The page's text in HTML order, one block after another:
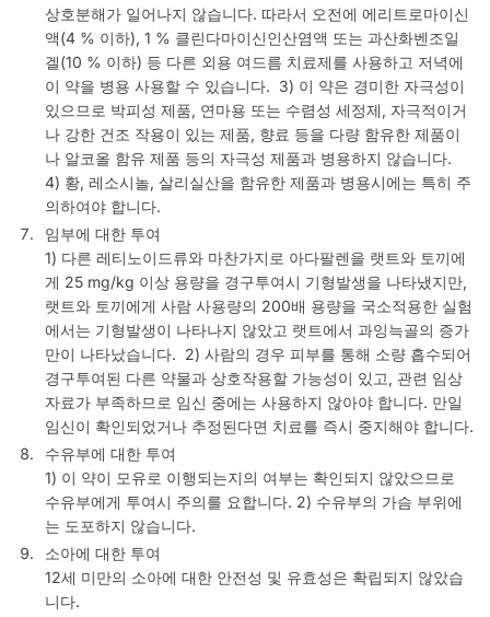
상호분해가 일어나지 않습니다. 따라서 오전에 에리트로마이신
액(4 % 이하), 1 % 클린다마이신인산염액 또는 과산화벤조일
겔(10 % 이하) 등 다른 외용 여드름 치료제를 사용하고 저녁에
이 약을 병용 사용할 수 있습니다. 3) 이 약은 경미한 자극성이
있으므로 박피성 제품, 연마용 또는 수렴성 세정제, 자극적이거
나 강한 건조 작용이 있는 제품, 향료 등을 다량 함유한 제품이
나 알코올 함유 제품 등의 자극성 제품과 병용하지 않습니다.
4) 황, 레소시놀, 살리실산을 함유한 제품과 병용시에는 특히 주
의하여야 합니다.
임부에 대한 투여
1) 다른 레티노이드류와 마찬가지로 아다팔렌을 랫트와 토끼에
게 25 mg/kg 이상 용량을 경구투여시 기형발생을 나타냈지만,
랫트와 토끼에게 사람 사용량의 200배 용량을 국소적용한 실험
에서는 기형발생이 나타나지 않았고 랫트에서 과잉늑골의 증가
만이 나타났습니다. 2) 사람의 경우 피부를 통해 소량 흡수되어
경구투여된 다른 약물과 상호작용할 가능성이 있고, 관련 임상
자료가 부족하므로 임신 중에는 사용하지 않아야 합니다. 만일
임신이 확인되었거나 추정된다면 치료를 즉시 중지해야 합니다.
수유부에 대한 투여
1) 이 약이 모유로 이행되는지의 여부는 확인되지 않았으므로
수유부에게 투여시 주의를 요합니다. 2) 수유부의 가슴 부위에
는 도포하지 않습니다.
소아에 대한 투여
12세 미만의 소아에 대한 안전성 및 유효성은 확립되지 않았습
니다.